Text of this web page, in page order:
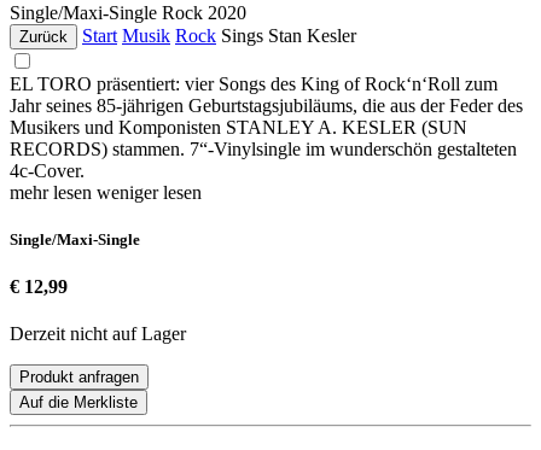
Single/Maxi-Single Rock 2020
Zurück Start Musik Rock Sings Stan Kesler
EL TORO präsentiert: vier Songs des King of Rock‘n‘Roll zum
Jahr seines 85-jährigen Geburtstagsjubiläums, die aus der Feder des
Musikers und Komponisten STANLEY A. KESLER (SUN
RECORDS) stammen. 7“-Vinylsingle im wunderschön gestalteten
4c-Cover.
mehr lesen weniger lesen
Single/Maxi-Single
€ 12,99
Derzeit nicht auf Lager
Produkt anfragen
Auf die Merkliste